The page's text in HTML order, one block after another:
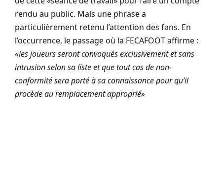
rendu au public. Mais une phrase a
particulièrement retenu l’attention des fans. En
l’occurrence, le passage où la FECAFOOT affirme :
«les joueurs seront convoqués exclusivement et sans
intrusion selon sa liste et que tout cas de non-
conformité sera porté à sa connaissance pour qu’il
procède au remplacement approprié»